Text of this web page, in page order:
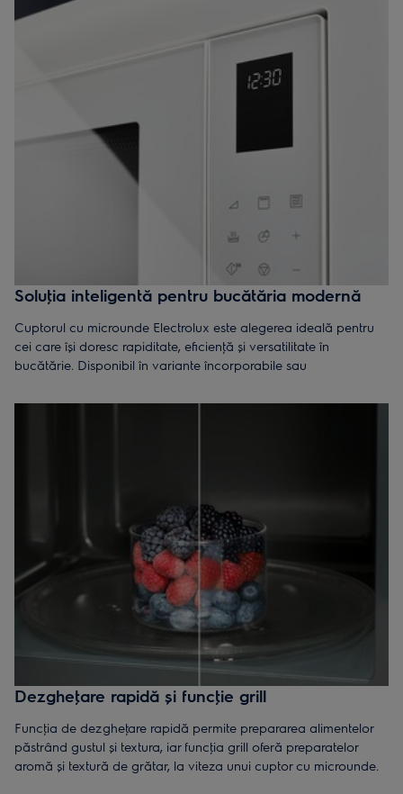
Soluţia inteligentă pentru bucătăria modernă
Cuptorul cu microunde Electrolux este alegerea ideală pentru
cei care își doresc rapiditate, eficienţă și versatilitate în
bucătărie. Disponibil în variante încorporabile sau
negru, alb sau crem), acest cuptor cu microunde se integrează
Dezgheţare rapidă și funcţie grill
Funcţia de dezgheţare rapidă permite prepararea alimentelor
păstrând gustul și textura, iar funcţia grill oferă preparatelor
aromă și textură de grătar, la viteza unui cuptor cu microunde.